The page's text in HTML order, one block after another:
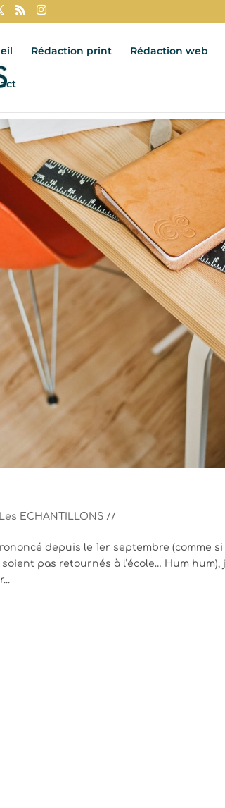
Rédaction print Rédaction web
Les ECHANTILLONS //
depuis le 1er septembre (comme
pas retournés à l’école… Hum hum),